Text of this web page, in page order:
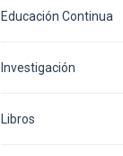
Educación Continua
Investigación
Libros